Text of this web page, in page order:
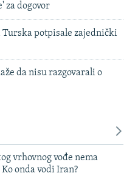
za dogovor
potpisale zajednički
da nisu razgovarali o
vrhovnog vođe nema
onda vodi Iran?